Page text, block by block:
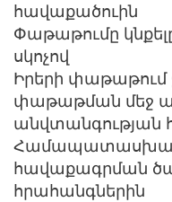
հավաքածուին
Փաթաթումը
սկոչով
Իրերի փաթաթում
փաթաթման մեջ
անվտանգության
հավաքագրման
հրահանգներին